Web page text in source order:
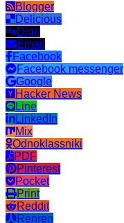
Blogger
Delicious
Digg
Email
Facebook
Facebook messenger
Google
Hacker News
Line
LinkedIn
Mix
Odnoklassniki
PDF
Pinterest
Pocket
Print
Reddit
Renren